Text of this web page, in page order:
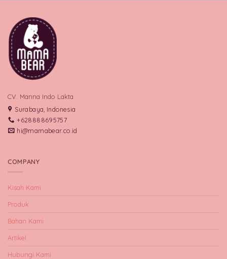
CV. Manna Indo Lakta
Surabaya, Indonesia
+628888695757
hi@mamabear.co.id
COMPANY
Kisah Kami
Produk
Bahan Kami
Artikel
Hubungi Kami